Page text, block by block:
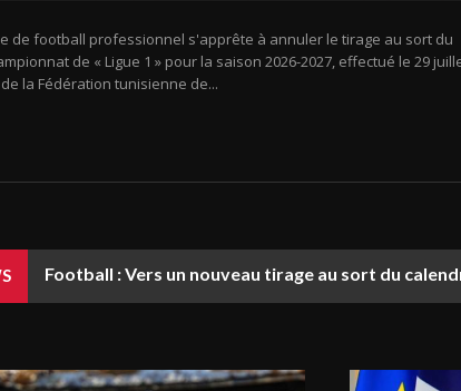
de football professionnel s'apprête à annuler le tirage au sort du
de « Ligue 1 » pour la saison 2026-2027, effectué le 29
la Fédération tunisienne de...
Football : Vers un nouveau tirage au sort du